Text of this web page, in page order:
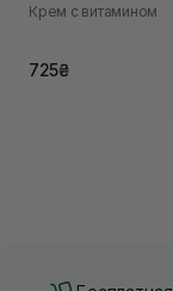
Крем с витамином
725₴